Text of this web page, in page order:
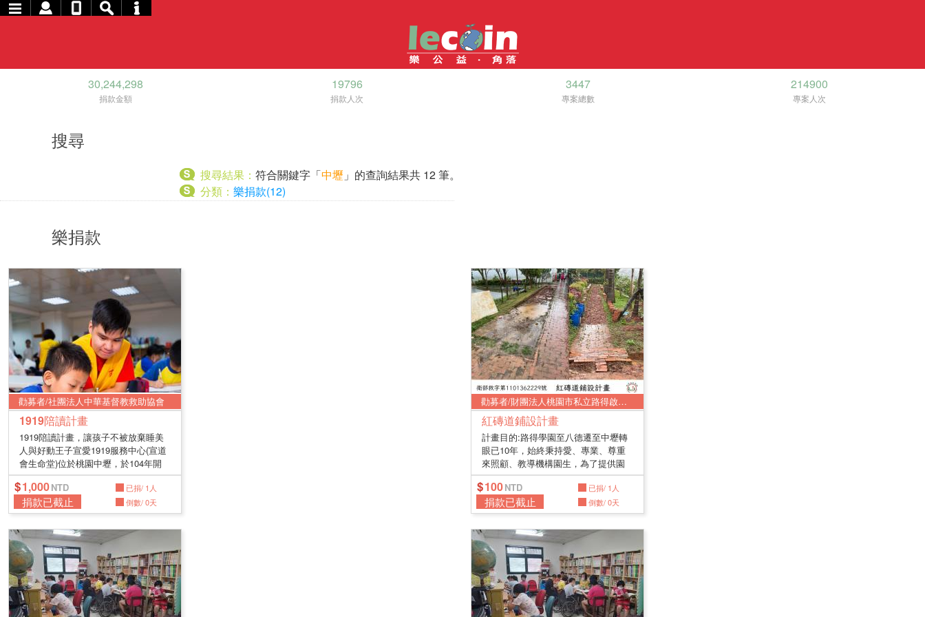
30,244,298
捐款金額
19796
捐款人次
3447
專案總數
214900
專案人次
搜尋
搜尋結果： 符合關鍵字「中壢 」的查詢結果共 12 筆。
分類： 樂捐款(12)
樂捐款
勸募者/社團法人中華基督教救助協會
1919陪讀計畫
1919陪讀計畫，讓孩子不被放棄睡美
人與好動王子宣愛1919服務中心(宣道
會生命堂)位於桃園中壢，於104年開
始...
1,000 已捐/ 1人
捐款已截止 倒數/ 0天
勸募者/財團法人桃園市私立路得啟智學園
紅磚道鋪設計畫
計畫目的:路得學園至八德遷至中壢轉
眼已10年，始終秉持愛、專業、尊重
來照顧、教導機構園生，為了提供園
生...
100 已捐/ 1人
捐款已截止 倒數/ 0天